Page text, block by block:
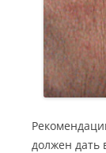
должен дать